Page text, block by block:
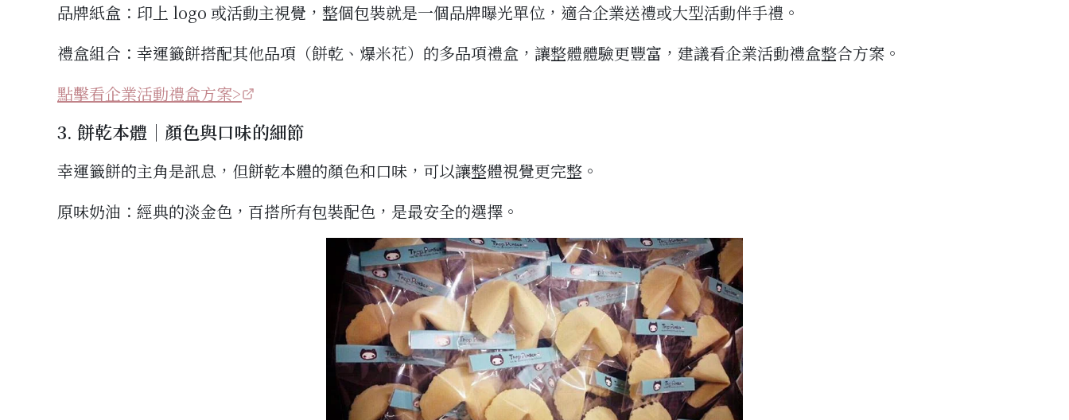
品牌紙盒：印上 logo 或活動主視覺，整個包裝就是一個品牌曝光單位，適合企業送禮或大型活動伴手禮。
禮盒組合：幸運籤餅搭配其他品項（餅乾、爆米花）的多品項禮盒，讓整體體驗更豐富，建議看企業活動禮盒整合方案。
點擊看企業活動禮盒方案>
3. 餅乾本體｜顏色與口味的細節
幸運籤餅的主角是訊息，但餅乾本體的顏色和口味，可以讓整體視覺更完整。
原味奶油：經典的淡金色，百搭所有包裝配色，是最安全的選擇。